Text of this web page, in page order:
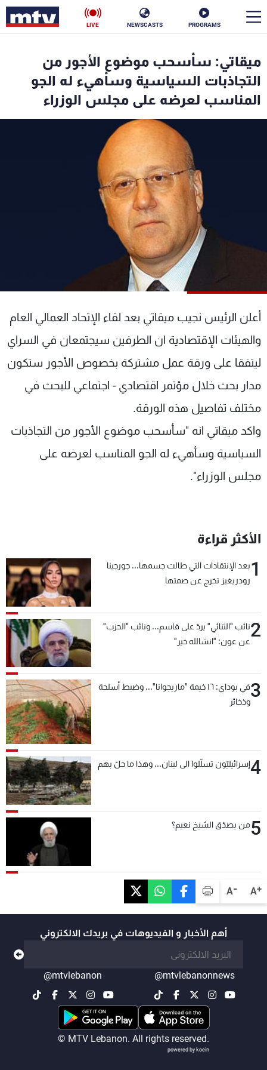
PROGRAMS
NEWSCASTS
LIVE
A+
A-
ميقاتي: سأسحب موضوع الأجور من
التجاذبات السياسية وسأهيء له الجو
المناسب لعرضه على مجلس الوزراء
أعلن الرئيس نجيب ميقاتي بعد لقاء الإتحاد العمالي العام
والهيئات الإقتصادية ان الطرفين سيجتمعان في السراي
ليتفقا على ورقة عمل مشتركة بخصوص الأجور ستكون
مدار بحث خلال مؤتمر اقتصادي - اجتماعي للبحث في
مختلف تفاصيل هذه الورقة.
واكد ميقاتي انه "سأسحب موضوع الأجور من التجاذبات
السياسية وسأهيء له الجو المناسب لعرضه على
مجلس الوزراء".
الأكثر قراءة
1بعد الإنتقادات التي طالت جسمها... جورجينا
رودريغيز تخرج عن صمتها
2نائب "الثنائي" يردّ على قاسم... ونائب "الحزب"
عن عون: "انشالله خير"
3
في بوداي: ١٦ خيمة "ماريجوانا"... وضبط أسلحة
وذخائر
4إسرائيليّون تسلّلوا الى لبنان... وهذا ما حلّ بهم
5من يصدّق الشيخ نعيم؟
أهم الأخبار و الفيديوهات في بريدك الالكتروني
@mtvlebanonnews
@mtvlebanon
© MTV Lebanon. All rights reserved.
powered by koein
الأخبار
سياسة ناس
فن
رياضة
البرامج
الترددات
عن MTV
الإنـتـاج
لاعلاناتكم
وظائف
تواصل معنا
شروط الإسـتخدام